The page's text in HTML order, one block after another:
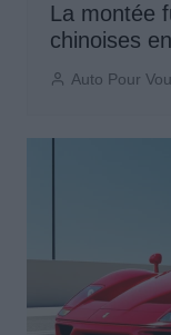
La montée
chinoises
Auto Pour